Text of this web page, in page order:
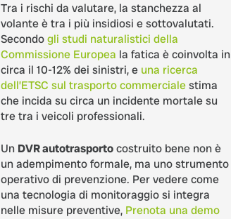
Tra i rischi da valutare, la stanchezza al
volante è tra i più insidiosi e sottovalutati.
Secondogli studi naturalistici della
Commissione Europea la fatica è coinvolta in
circa il 10-12% dei sinistri, e una ricerca
dell’ETSC sul trasporto commercialestima
che incida su circa un incidente mortale su
tre tra i veicoli professionali.
Un DVR autotrasportocostruito bene non è
un adempimento formale, ma uno strumento
operativo di prevenzione. Per vedere come
una tecnologia di monitoraggio si integra
nelle misure preventive, Prenota una demo